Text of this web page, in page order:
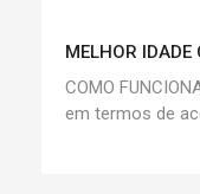
MELHOR IDADE
COMO
em termos de